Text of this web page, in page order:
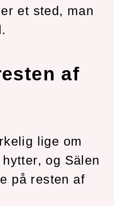
et sted, man
af
lige om
og Sälen
på resten af